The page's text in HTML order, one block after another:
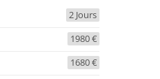
2 Jours
1980 €
1680 €